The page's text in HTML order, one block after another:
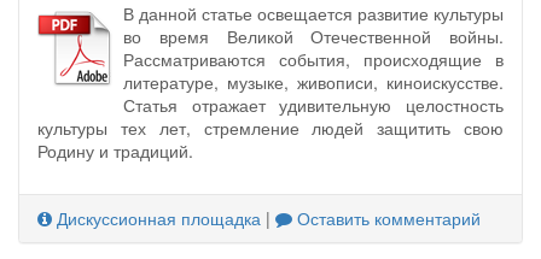
В данной статье освещается развитие культуры
во время Великой Отечественной войны.
Рассматриваются события, происходящие в
литературе, музыке, живописи, киноискусстве.
Статья отражает удивительную целостность
культуры тех лет, стремление людей защитить свою
Родину и традиций.
Дискуссионная площадка | Оставить комментарий